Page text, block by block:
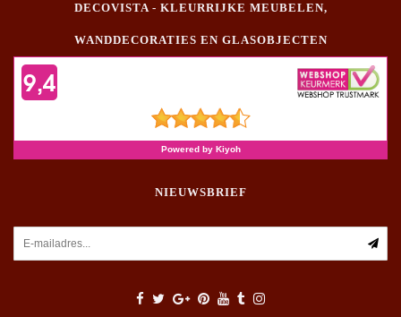
DECOVISTA - KLEURRIJKE MEUBELEN,
WANDDECORATIES EN GLASOBJECTEN
NIEUWSBRIEF